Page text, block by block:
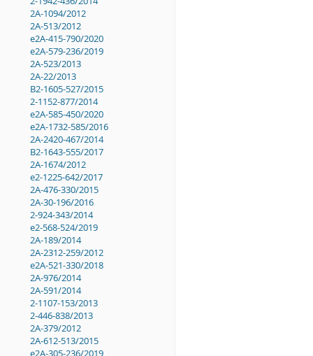
2A-1094/2012
2A-513/2012
e2A-415-790/2020
e2A-579-236/2019
2A-523/2013
2A-22/2013
B2-1605-527/2015
2-1152-877/2014
e2A-585-450/2020
e2A-1732-585/2016
2A-2420-467/2014
B2-1643-555/2017
2A-1674/2012
e2-1225-642/2017
2A-476-330/2015
2A-30-196/2016
2-924-343/2014
e2-568-524/2019
2A-189/2014
2A-2312-259/2012
e2A-521-330/2018
2A-976/2014
2A-591/2014
2-1107-153/2013
2-446-838/2013
2A-379/2012
2A-612-513/2015
e2A-305-236/2019